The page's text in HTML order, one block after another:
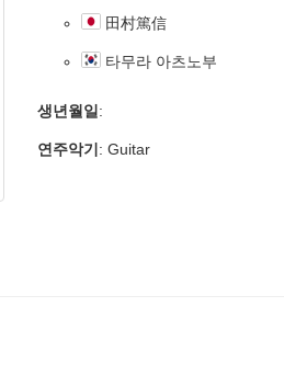
田村篤信
타무라 아츠노부
생년월일 :
연주악기 : Guitar